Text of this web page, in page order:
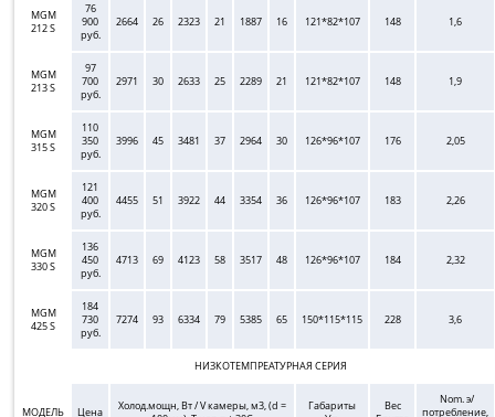
MGM
212 S
76
900
руб.
2664 26 2323 21 1887 16 121*82*107 148 1,6
MGM
213 S
97
700
руб.
2971 30 2633 25 2289 21 121*82*107 148 1,9
MGM
315 S
110
350
руб.
3996 45 3481 37 2964 30 126*96*107 176 2,05
MGM
320 S
121
400
руб.
4455 51 3922 44 3354 36 126*96*107 183 2,26
MGM
330 S
136
450
руб.
4713 69 4123 58 3517 48 126*96*107 184 2,32
MGM
425S
184
730
руб.
7274 93 6334 79 5385 65 150*115*115 228 3,6
НИЗКОТЕМПРЕАТУРНАЯ СЕРИЯ
МОДЕЛЬ Цена
Холод.мощн, Вт / V камеры, м3, (d =
Габариты
Вес
Nom. э/
потребление,